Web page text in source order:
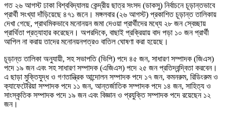
গত ২৬ আগস্ট ঢাকা বিশ্ববিদ্যালয় কেন্দ্রীয় ছাত্র সংসদ (ডাকসু) নির্বাচনে চূড়ান্তভাবে
প্রার্থী সংখ্যা দাঁড়িয়েছে ৪৭১ জনে। মঙ্গলবার (২৬ আগস্ট) প্রকাশিত চূড়ান্ত তালিকায়
দেখা গেছে, প্রাথমিকভাবে মনোনয়ন জমা দেওয়া প্রার্থীদের মধ্যে ২৮ জন স্বেচ্ছায়
প্রার্থিতা প্রত্যাহার করেছেন। অপরদিকে, বাছাই প্রক্রিয়ায় বাদ পড়া ১০ জন প্রার্থী
আপিল না করায় তাদের মনোনয়নপত্রও বাতিল ঘোষণা করা হয়েছে।
চূড়ান্ত তালিকা অনুযায়ী, সহ সভাপতি (ভিপি) পদে ৪৫ জন, সাধারণ সম্পাদক (জিএস)
পদে ১৯ জন এবং সহ সাধারণ সম্পাদক (এজিএস) পদে ২৫ জন প্রতিদ্বন্দ্বিতা করবেন।
এ ছাড়া মুক্তিযুদ্ধ ও গণতান্ত্রিক আন্দোলন সম্পাদক পদে ১৭ জন, কমনরুম, রিডিংরুম ও
ক্যাফেটেরিয়া সম্পাদক পদে ১১ জন, আন্তর্জাতিক সম্পাদক পদে ১৪ জন, সাহিত্য ও
সাংস্কৃতিক সম্পাদক পদে ১৯ জন এবং বিজ্ঞান ও প্রযুক্তি সম্পাদক পদে রয়েছেন ১২
জন।